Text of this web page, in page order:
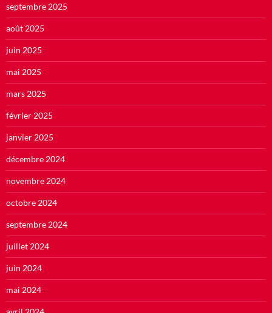
septembre 2025
août 2025
juin 2025
mai 2025
mars 2025
février 2025
janvier 2025
décembre 2024
novembre 2024
octobre 2024
septembre 2024
juillet 2024
juin 2024
mai 2024